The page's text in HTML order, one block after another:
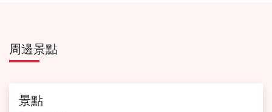
周邊景點
景點